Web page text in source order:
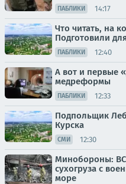
ПАБЛИКИ 14:17
Что читать, на
Подготовили
ПАБЛИКИ 12:40
А вот и первые
медреформы
ПАБЛИКИ 12:33
Подпольщик
Курска
СМИ 12:30
Минобороны: ВС
сухогруза с
море